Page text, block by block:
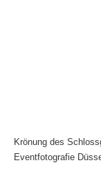
Krönung des
Eventfotografie